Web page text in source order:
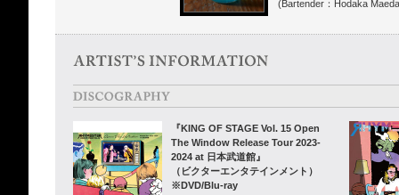
(Bartender：Hodaka
『KING OF STAGE Vol. 15 Open
The Window Release Tour 2023-
2024 at 日本武道館』
（ビクターエンタテインメント）
※DVD/Blu-ray